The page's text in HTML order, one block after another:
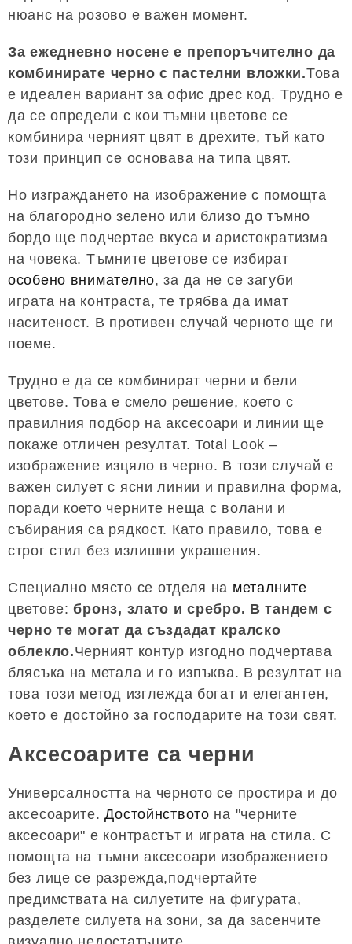
нюанс на розово е важен момент.
За ежедневно носене е препоръчително да
комбинирате черно с пастелни вложки.Това
е идеален вариант за офис дрес код. Трудно е
да се определи с кои тъмни цветове се
комбинира черният цвят в дрехите, тъй като
този принцип се основава на типа цвят.
Но изграждането на изображение с помощта
на благородно зелено или близо до тъмно
бордо ще подчертае вкуса и аристократизма
на човека. Тъмните цветове се избират
особено внимателно, за да не се загуби
играта на контраста, те трябва да имат
наситеност. В противен случай черното ще ги
поеме.
Трудно е да се комбинират черни и бели
цветове. Това е смело решение, което с
правилния подбор на аксесоари и линии ще
покаже отличен резултат. Total Look –
изображение изцяло в черно. В този случай е
важен силует с ясни линии и правилна форма,
поради което черните неща с волани и
събирания са рядкост. Като правило, това е
строг стил без излишни украшения.
Специално място се отделя на металните
цветове:бронз, злато и сребро. В тандем с
черно те могат да създадат кралско
облекло.Черният контур изгодно подчертава
блясъка на метала и го изпъква. В резултат на
това този метод изглежда богат и елегантен,
което е достойно за господарите на този свят.
Аксесоарите са черни
Универсалността на черното се простира и до
аксесоарите.Достойнството на "черните
аксесоари" е контрастът и играта на стила. С
помощта на тъмни аксесоари изображението
без лице се разрежда,подчертайте
предимствата на силуетите на фигурата,
разделете силуета на зони, за да засенчите